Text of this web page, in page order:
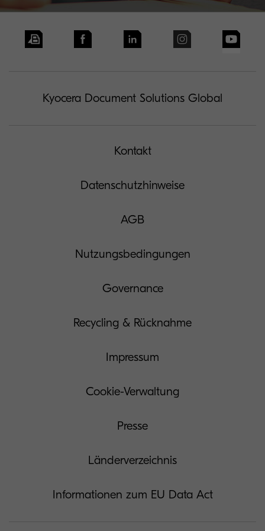
Kyocera Document Solutions Global
Kontakt
Datenschutzhinweise
AGB
Nutzungsbedingungen
Governance
Recycling & Rücknahme
Impressum
Cookie-Verwaltung
Presse
Länderverzeichnis
Informationen zum EU Data Act